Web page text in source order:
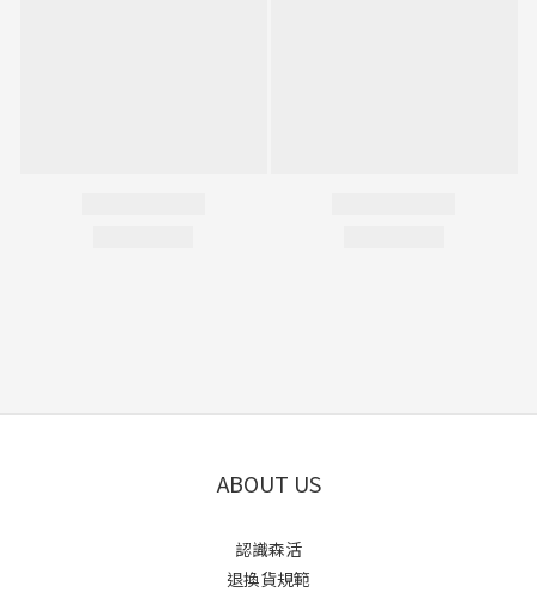
ABOUT US
認識森活
退換貨規範